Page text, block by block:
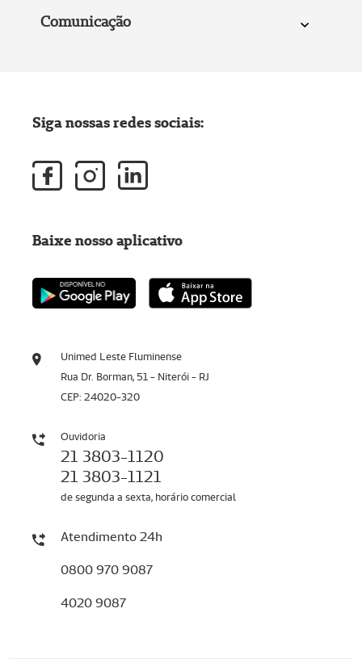
Comunicação
Unimed Leste Fluminense
Rua Dr. Borman, 51 - Niterói - RJ
CEP: 24020-320
Ouvidoria
21 3803-1120
21 3803-1121
de segunda a sexta, horário comercial
Atendimento 24h
0800 970 9087
4020 9087
Siga nossas redes sociais:
Baixe nosso aplicativo